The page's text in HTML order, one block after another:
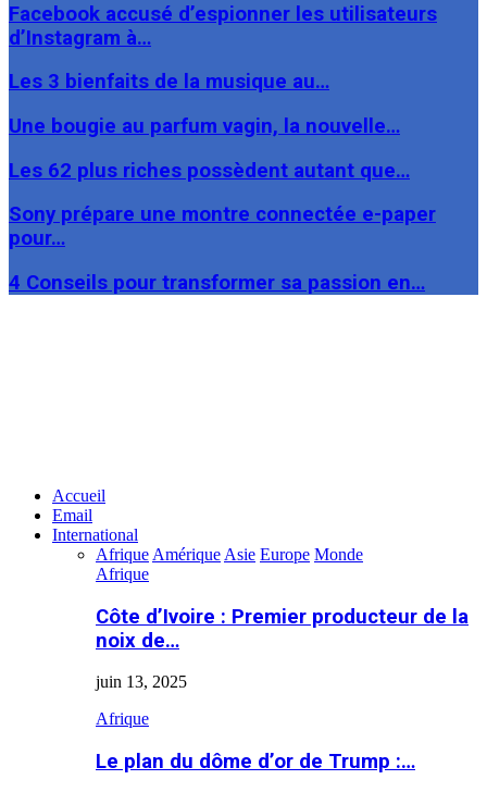
Facebook accusé d’espionner les utilisateurs
d’Instagram à…
Les 3 bienfaits de la musique au…
Une bougie au parfum vagin, la nouvelle…
Les 62 plus riches possèdent autant que…
Sony prépare une montre connectée e-paper
pour…
4 Conseils pour transformer sa passion en…
Accueil
Email
International
Afrique Amérique Asie Europe Monde
Afrique
Côte d’Ivoire : Premier producteur de la
noix de…
juin 13, 2025
Afrique
Le plan du dôme d’or de Trump :…